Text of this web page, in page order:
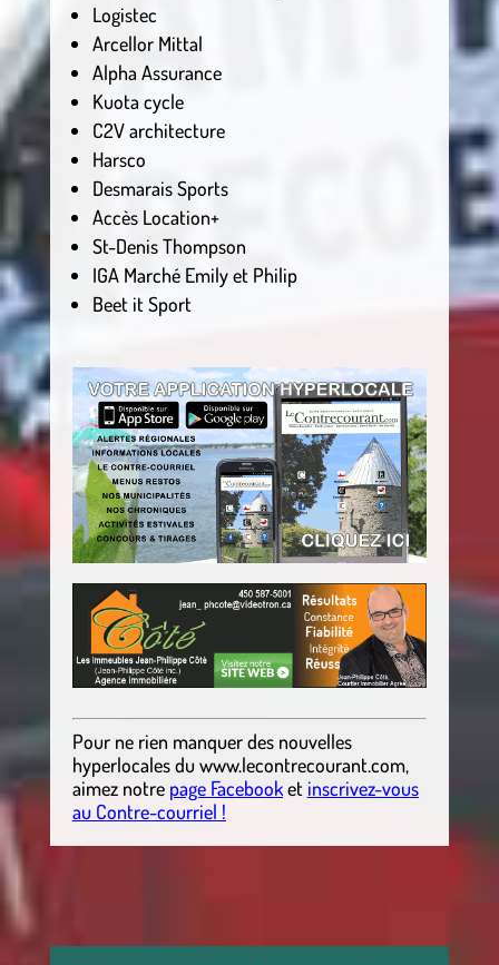
Logistec
Arcellor Mittal
Alpha Assurance
Kuota cycle
C2V architecture
Harsco
Desmarais Sports
Accès Location+
St-Denis Thompson
IGA Marché Emily et Philip
Beet it Sport
Pour ne rien manquer des nouvelles
hyperlocalesdu www.lecontrecourant.com,
aimez notre page Facebooket inscrivez-vous
au Contre-courriel !